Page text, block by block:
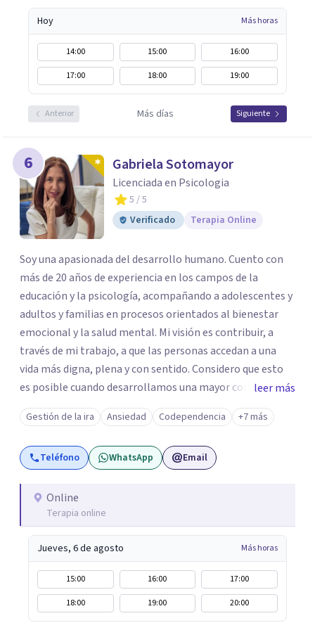
Hoy Más horas
14:00 15:00
16:00
17:00
18:00 19:00
Anterior Más días Siguiente
6 Gabriela Sotomayor
Licenciada en Psicologia
5 / 5
Verificado
Terapia Online
Soy una apasionada del desarrollo humano. Cuento con
más de 20 años de experiencia en los campos de la
educación y la psicología, acompañando a adolescentes y
adultos y familias en procesos orientados al bienestar
emocional y la salud mental. Mi visión es contribuir, a
través de mi trabajo, a que las personas accedan a una
vida más digna, plena y con sentido. Considero que esto
es posible cuando desarrollamos una mayor conciencia
de nuestro mundo interior y de la manera en que nuestras
experiencias influyen en nuestra forma de sentir, pensar y
relacionarnos. Mi misión es ofrecer un espacio de
acompañamiento en salud mental basado en la
cada persona. Integro conocimientos y herramientas de
la psicología con un enfoque informado en trauma para
ayudar a mis clientes a comprender sus conflictos
internos, fortalecer sus recursos personales, desarrollar
nuevas estrategias de afrontamiento y avanzar con
mayor claridad, resiliencia y bienestar. Creo
profundamente en la autoconciencia como un camino
fundamental para la transformación personal y para
leer más
Gestión de la ira Ansiedad Codependencia +7 más
Teléfono WhatsApp Email
Online
Terapia online
Jueves, 6 de agosto Más horas
15:00 16:00
17:00
18:00
19:00 20:00